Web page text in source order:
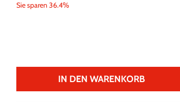
Sie sparen 36.4%
IN DEN WARENKORB